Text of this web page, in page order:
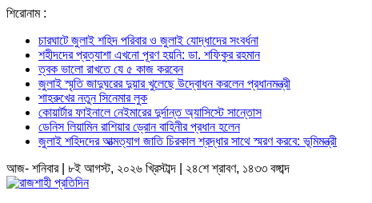
শিরোনাম :
চারঘাটে জুলাই শহিদ পরিবার ও জুলাই যোদ্ধাদের সংবর্ধনা
শহীদদের প্রত্যাশা এখনো পূরণ হয়নি: ডা. শফিকুর রহমান
ত্বক ভালো রাখতে যে ৫ কাজ করবেন
জুলাই স্মৃতি জাদুঘরের দুয়ার খুলেছে উদ্বোধন করলেন প্রধানমন্ত্রী
শাহরুখের নতুন সিনেমার লুক
কোয়ার্টার ফাইনালে নেইমারের দুর্দান্ত অ্যাসিস্টে সান্তোস
ডেনিস লিয়ামিন রাশিয়ার ড্রোন বাহিনীর প্রধান হলেন
জুলাই শহিদদের আত্মত্যাগ জাতি চিরকাল শ্রদ্ধার সাথে স্মরণ করবে: ভূমিমন্ত্রী
আজ- শনিবার | ৮ই আগস্ট, ২০২৬ খ্রিস্টাব্দ | ২৪শে শ্রাবণ, ১৪৩৩ বঙ্গাব্দ